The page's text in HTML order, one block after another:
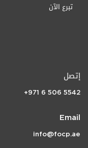
تبرع الآن
إتصل
+971 6 506 5542
Email
info@focp.ae